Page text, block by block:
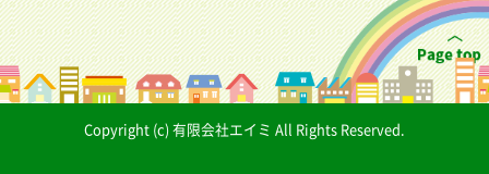
Copyright (c) 有限会社エイミ All Rights Reserved.